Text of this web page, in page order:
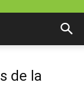
de la